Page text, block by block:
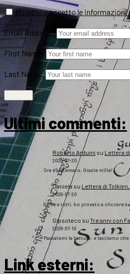
Ho letto e accetto le informazioni
Email Address:
First Name:
Last Name:
Ultimi commenti:
Roberto Arduini su Lettera
2026-07-20
Ora è sistemato. Grazie mille!
Daniela su Lettera di
2026-07-20
Salve a tutti, ho provato a cliccare
Gipsoteco su Tre anni con
2026-07-10
Passatemi la battuta: e lasciamo
Link esterni: